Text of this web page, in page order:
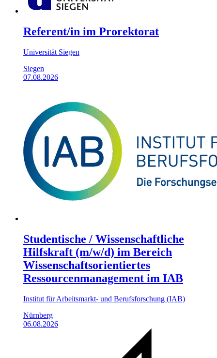
Referent/in im Prorektorat
Universität Siegen
Siegen
07.08.2026
Studentische / Wissenschaftliche
Hilfskraft (m/w/d) im Bereich
Wissenschaftsorientiertes
Ressourcenmanagement im IAB
Institut für Arbeitsmarkt- und Berufsforschung (IAB)
Nürnberg
06.08.2026